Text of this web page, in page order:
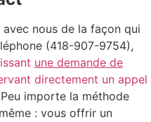
nous de la façon qui
(418-907-9754),
une demande de
directement un appel
importe la méthode
: vous offrir un